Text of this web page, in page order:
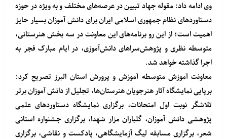
وی ادامه داد: مقوله جهاد تبیین در عرصه‌های مختلف و به ویژه در حوزه
دستاوردهای نظام جمهوری اسلامی ایران برای دانش آموزان بسیار حایز
اهمیت است؛ از این رو برنامه‌های این معاونت در سه بخش هنرستانی،
متوسطه نظری و پژوهش‌سراهای دانش‌آموزی، در ایام مبارک فجر به
اجرا گذاشته خواهد شد.
معاونت آموزش متوسطه آموزش و پرورش استان البرز تصریح کرد:
برپایی نمایشگاه آثار هنرجویان هنرستان‌ها، تجلیل از دانش آموزان برتر
تلاشگر نوبت اول امتحانات، برگزاری نمایشگاه دستاوردهای علمی
پژوهشی دانش آموزان، گلباران مزار شهدا، برگزاری جشنواره استانی
شعر، برگزاری مسابقه لیگ آزمایشگاهی، پادکست و نقاشی، برگزاری